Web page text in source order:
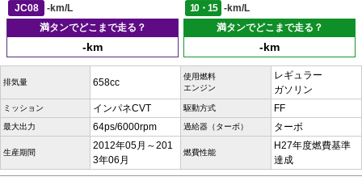
JC08
-km/L 10・15
-km/L
満タンでどこまで走る？
-km
満タンでどこまで走る？
-km
排気量 658cc
使用燃料
エンジン
レギュラー
ガソリン
ミッション インパネCVT 駆動方式 FF
最大出力 64ps/6000rpm 過給器（ターボ） ターボ
生産期間
2012年05月～201
3年06月
燃費性能
H27年度燃費基準
達成